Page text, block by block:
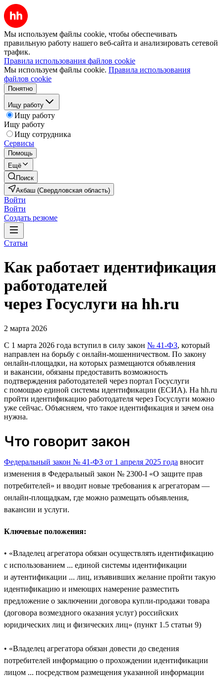
Мы используем файлы cookie, чтобы обеспечивать
правильную работу нашего веб-сайта и анализировать сетевой
трафик.
Правила использования файлов cookie
Мы используем файлы cookie. Правила использования
файлов cookie
Понятно
Ищу работу
Ищу работу
Ищу работу
Ищу сотрудника
Сервисы
Помощь
Ещё
Поиск
Акбаш (Свердловская область)
Войти
Войти
Создать резюме
Статьи
Как работает идентификация
работодателей
через Госуслуги на hh.ru
2 марта 2026
С 1 марта 2026 года вступил в силу закон № 41-ФЗ, который
направлен на борьбу с онлайн-мошенничеством. По закону
онлайн-площадки, на которых размещаются объявления
и вакансии, обязаны предоставить возможность
подтверждения работодателей через портал Госуслуги
с помощью единой системы идентификации (ЕСИА). На hh.ru
пройти идентификацию работодателя через Госуслуги можно
уже сейчас. Объясняем, что такое идентификация и зачем она
нужна.
Что говорит закон
Федеральный закон № 41-ФЗ от 1 апреля 2025 года вносит
изменения в Федеральный закон № 2300-I «О защите прав
потребителей» и вводит новые требования к агрегаторам —
онлайн-площадкам, где можно размещать объявления,
вакансии и услуги.
Ключевые положения:
• «Владелец агрегатора обязан осуществлять идентификацию
с использованием ... единой системы идентификации
и аутентификации ... лиц, изъявивших желание пройти такую
идентификацию и имеющих намерение разместить
предложение о заключении договора купли‑продажи товара
(договора возмездного оказания услуг) российских
юридических лиц и физических лиц» (пункт 1.5 статьи 9)
• «Владелец агрегатора обязан довести до сведения
потребителей информацию о прохождении идентификации
лицом ... посредством размещения указанной информации